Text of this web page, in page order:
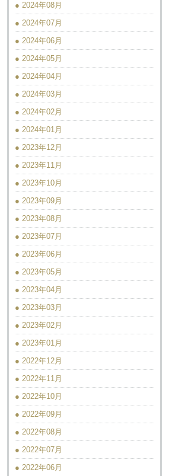
● 2024年08月
● 2024年07月
● 2024年06月
● 2024年05月
● 2024年04月
● 2024年03月
● 2024年02月
● 2024年01月
● 2023年12月
● 2023年11月
● 2023年10月
● 2023年09月
● 2023年08月
● 2023年07月
● 2023年06月
● 2023年05月
● 2023年04月
● 2023年03月
● 2023年02月
● 2023年01月
● 2022年12月
● 2022年11月
● 2022年10月
● 2022年09月
● 2022年08月
● 2022年07月
● 2022年06月